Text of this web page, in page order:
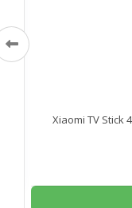
Xiaomi TV Stick